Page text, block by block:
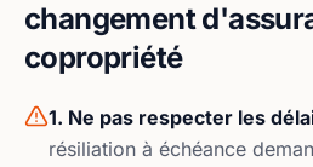
changement
copropriété
1. Ne pas respecter les
résiliation à échéance